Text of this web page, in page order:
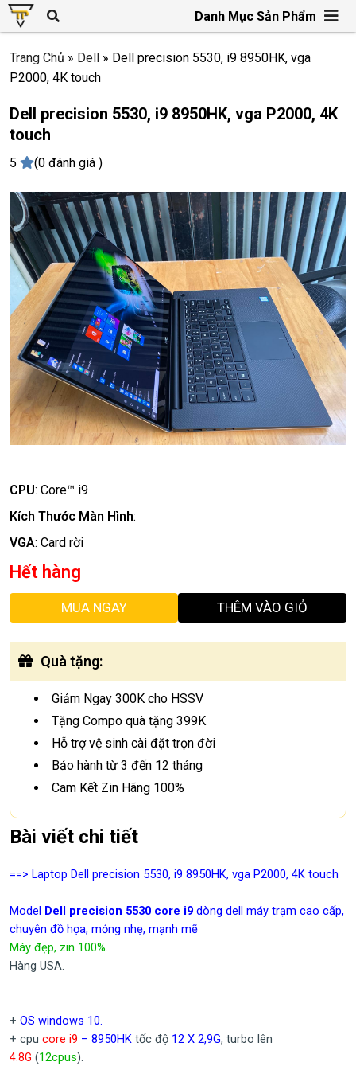
Danh Mục Sản Phẩm
Trang Chủ » Dell » Dell precision 5530, i9 8950HK, vga
P2000, 4K touch
Dell precision 5530, i9 8950HK, vga P2000, 4K
touch
5 (0 đánh giá )
CPU: Core™ i9
Kích Thước Màn Hình:
VGA: Card rời
Hết hàng
MUA NGAY THÊM VÀO GIỎ
Quà tặng:
Giảm Ngay 300K cho HSSV
Tặng Compo quà tặng 399K
Hỗ trợ vệ sinh cài đặt trọn đời
Bảo hành từ 3 đến 12 tháng
Cam Kết Zin Hãng 100%
Bài viết chi tiết
==> Laptop Dell precision 5530, i9 8950HK, vga P2000, 4K touch
Model Dell precision 5530 core i9 dòng dell máy trạm cao cấp,
chuyên đồ họa, mỏng nhẹ, mạnh mẽ
Máy đẹp, zin 100%.
Hàng USA.
+ OS windows 10.
+ cpu core i9 – 8950HK tốc độ 12 X 2,9G, turbo lên
4.8G (12cpus).